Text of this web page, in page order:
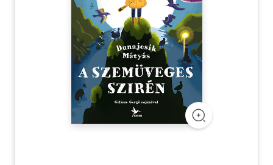
Szótár, nyelvkönyv
Tankönyv, segédkönyv
Társadalomtudomány
Természettudomány